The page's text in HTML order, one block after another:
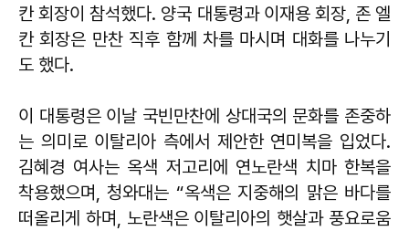
칸 회장이 참석했다. 양국 대통령과 이재용 회장, 존 엘
칸 회장은 만찬 직후 함께 차를 마시며 대화를 나누기
도 했다.
이 대통령은 이날 국빈만찬에 상대국의 문화를 존중하
는 의미로 이탈리아 측에서 제안한 연미복을 입었다.
김혜경 여사는 옥색 저고리에 연노란색 치마 한복을
착용했으며, 청와대는 “옥색은 지중해의 맑은 바다를
떠올리게 하며, 노란색은 이탈리아의 햇살과 풍요로움